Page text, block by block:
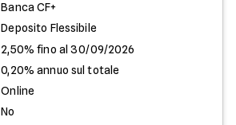
Banca CF+
Deposito Flessibile
2,50% fino al 30/09/2026
0,20% annuo sul totale
Online
No